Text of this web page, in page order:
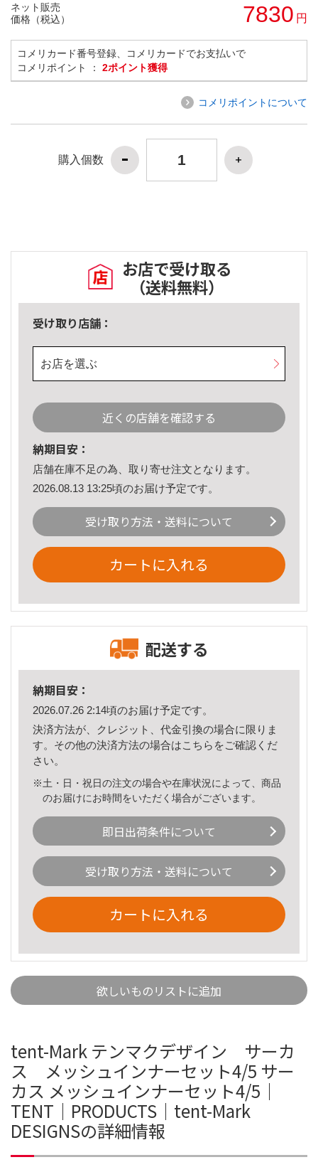
ネット販売
価格（税込）
7830 円
コメリカード番号登録、コメリカードでお支払いで
コメリポイント ： 2ポイント獲得
コメリポイントについて
購入個数
お店で受け取る
（送料無料）
受け取り店舗：
お店を選ぶ
近くの店舗を確認する
納期目安：
店舗在庫不足の為、取り寄せ注文となります。
2026.08.13 13:25頃のお届け予定です。
受け取り方法・送料について
カートに入れる
配送する
納期目安：
2026.07.26 2:14頃のお届け予定です。
決済方法が、クレジット、代金引換の場合に限りま
す。その他の決済方法の場合はこちら をご確認くだ
さい。
※土・日・祝日の注文の場合や在庫状況によって、商品
のお届けにお時間をいただく場合がございます。
即日出荷条件について
受け取り方法・送料について
カートに入れる
欲しいものリストに追加
tent-Mark テンマクデザイン サーカ
ス メッシュインナーセット4/5 サー
カス メッシュインナーセット4/5｜
TENT｜PRODUCTS｜tent-Mark
DESIGNSの詳細情報